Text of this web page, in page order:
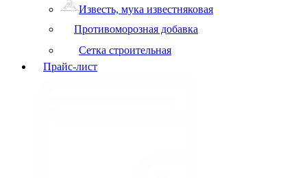
Известь, мука известняковая
Противоморозная добавка
Сетка строительная
Прайс-лист